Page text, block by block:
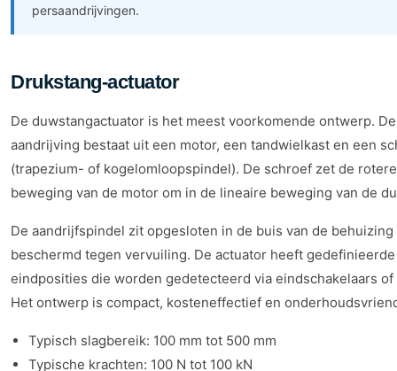
persaandrijvingen.
Drukstang-actuator
De duwstangactuator is het meest voorkomende ontwerp. De
aandrijving bestaat uit een motor, een tandwielkast en een
(trapezium- of kogelomloopspindel). De schroef zet de
beweging van de motor om in de lineaire beweging van de
De aandrijfspindel zit opgesloten in de buis van de behuizing
beschermd tegen vervuiling. De actuator heeft gedefinieerde
eindposities die worden gedetecteerd via eindschakelaars
Het ontwerp is compact, kosteneffectief en
Typisch slagbereik: 100 mm tot 500 mm
Typische krachten: 100 N tot 100 kN